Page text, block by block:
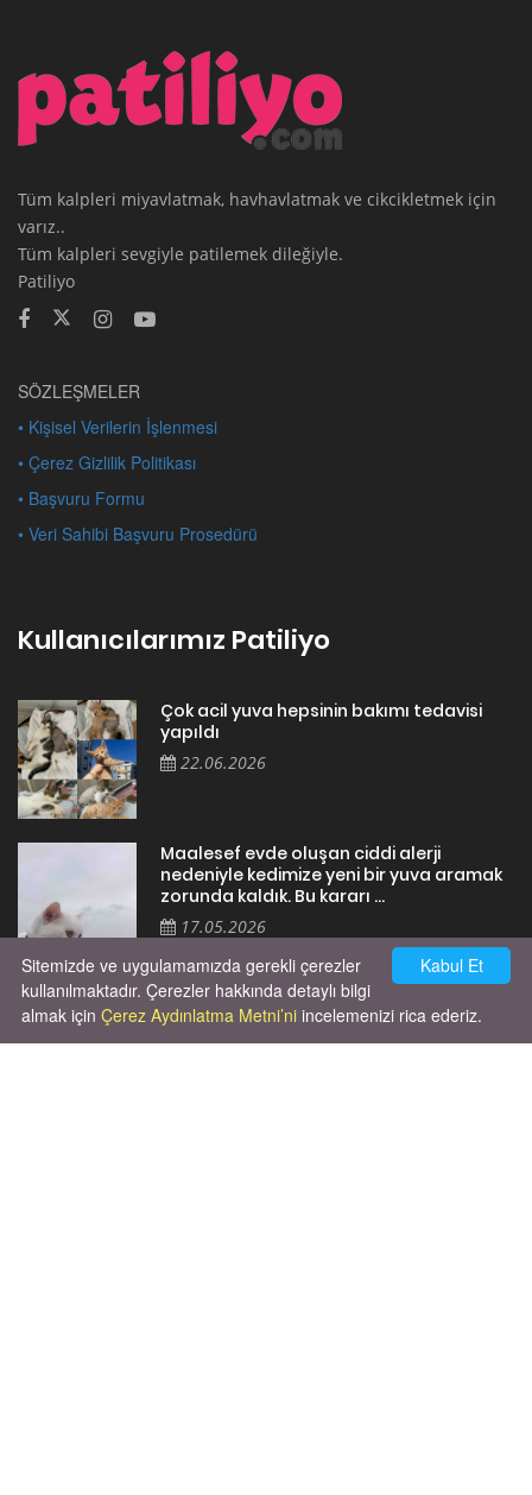
Tüm kalpleri miyavlatmak, havhavlatmak ve cikcikletmek için
varız..
Tüm kalpleri sevgiyle patilemek dileğiyle.
Patiliyo
SÖZLEŞMELER
• Kişisel Verilerin İşlenmesi
• Çerez Gizlilik Politikası
• Başvuru Formu
• Veri Sahibi Başvuru Prosedürü
Kullanıcılarımız Patiliyo
Çok acil yuva hepsinin bakımı tedavisi
yapıldı
22.06.2026
Maalesef evde oluşan ciddi alerji
nedeniyle kedimize yeni bir yuva aramak
zorunda kaldık. Bu kararı ...
17.05.2026
Kabul Et
Sitemizde ve uygulamamızda gerekli çerezler
kullanılmaktadır. Çerezler hakkında detaylı bilgi
almak için Çerez Aydınlatma Metni’ni incelemenizi rica ederiz.